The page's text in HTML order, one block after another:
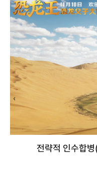
전략적 인수합